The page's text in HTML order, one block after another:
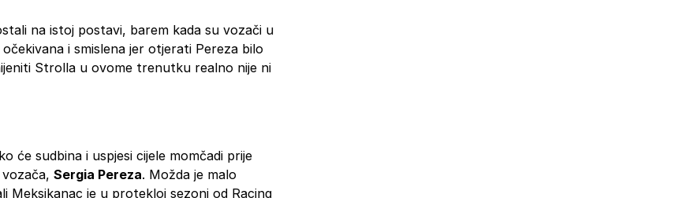
na istoj postavi, barem kada su vozači u
i smislena jer otjerati Pereza bilo
Strolla u ovome trenutku realno nije ni
će sudbina i uspjesi cijele momčadi prije
Sergia Pereza. Možda je malo
je u protekloj sezoni od Racing